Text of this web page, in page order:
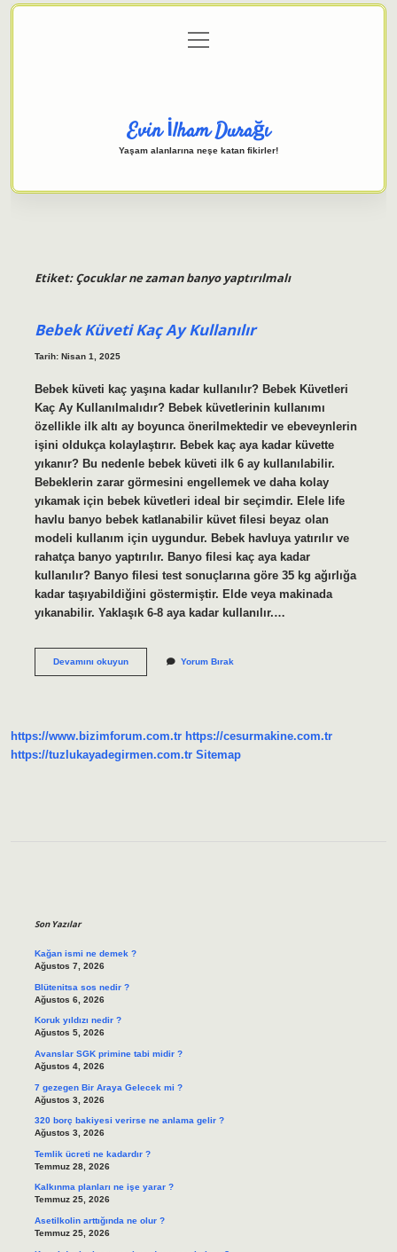
Gizlilik Politikası
menüyü
aç
Evin İlham Durağı
Yaşam alanlarına neşe katan fikirler!
Etiket:Çocuklar ne zaman banyo yaptırılmalı
Bebek Küveti Kaç Ay Kullanılır
Tarih: Nisan 1, 2025
Bebek küveti kaç yaşına kadar kullanılır? Bebek Küvetleri
Kaç Ay Kullanılmalıdır? Bebek küvetlerinin kullanımı
özellikle ilk altı ay boyunca önerilmektedir ve ebeveynlerin
işini oldukça kolaylaştırır. Bebek kaç aya kadar küvette
yıkanır? Bu nedenle bebek küveti ilk 6 ay kullanılabilir.
Bebeklerin zarar görmesini engellemek ve daha kolay
yıkamak için bebek küvetleri ideal bir seçimdir. Elele life
havlu banyo bebek katlanabilir küvet filesi beyaz olan
modeli kullanım için uygundur. Bebek havluya yatırılır ve
rahatça banyo yaptırılır. Banyo filesi kaç aya kadar
kullanılır? Banyo filesi test sonuçlarına göre 35 kg ağırlığa
kadar taşıyabildiğini göstermiştir. Elde veya makinada
yıkanabilir. Yaklaşık 6-8 aya kadar kullanılır.…
Devamını okuyunBebek
Yorum Bırak
https://www.bizimforum.com.tr https://cesurmakine.com.tr
https://tuzlukayadegirmen.com.tr Sitemap
Son Yazılar
Kağan ismi ne demek ?
Ağustos 7, 2026
Blütenitsa sos nedir ?
Ağustos 6, 2026
Koruk yıldızı nedir ?
Ağustos 5, 2026
Avanslar SGK primine tabi midir ?
Ağustos 4, 2026
7 gezegen Bir Araya Gelecek mi ?
Ağustos 3, 2026
320 borç bakiyesi verirse ne anlama gelir ?
Ağustos 3, 2026
Temlik ücreti ne kadardır ?
Temmuz 28, 2026
Kalkınma planları ne işe yarar ?
Temmuz 25, 2026
Asetilkolin arttığında ne olur ?
Temmuz 25, 2026